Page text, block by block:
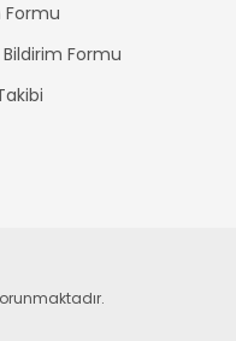
Formu
Formu